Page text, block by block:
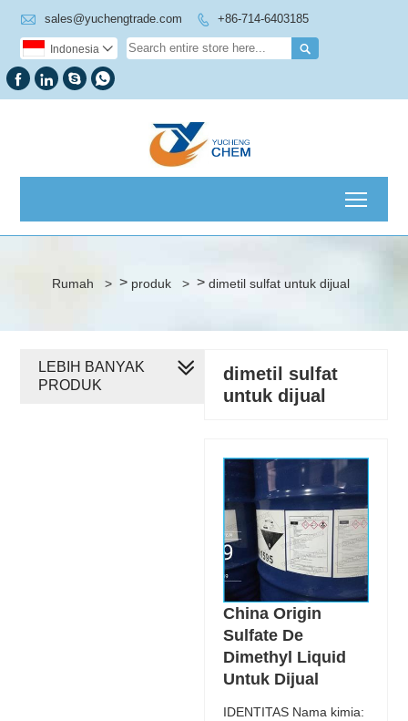
 sales@yuchengtrade.com  +86-714-6403185

Indonesia 
   
Rumah > > produk > > dimetil sulfat untuk dijual
dimetil sulfat
untuk dijual
China Origin
Sulfate De
Dimethyl Liquid
Untuk Dijual
IDENTITAS Nama kimia:
LEBIH BANYAK
PRODUK